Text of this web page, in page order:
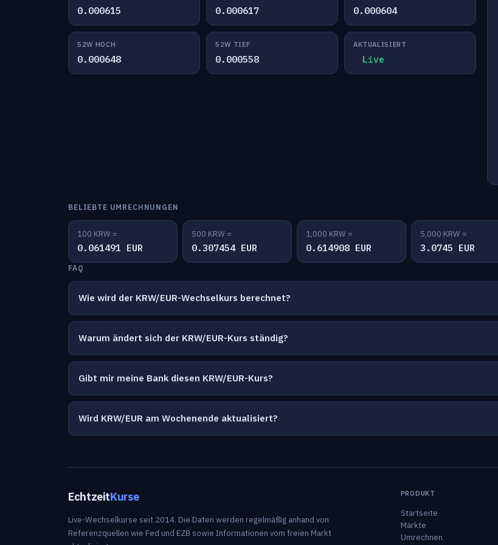
0.000615 0.000617 0.000604
52W HOCH
0.000648
52W TIEF
0.000558
AKTUALISIERT
Live
BELIEBTE UMRECHNUNGEN
100 KRW =
0.061491 EUR
500 KRW =
0.307454 EUR
1,000 KRW =
0.614908 EUR
5,000 KRW =
3.0745 EUR
FAQ
Wie wird der KRW/EUR-Wechselkurs berechnet?
Warum ändert sich der KRW/EUR-Kurs ständig?
Gibt mir meine Bank diesen KRW/EUR-Kurs?
Wird KRW/EUR am Wochenende aktualisiert?
EchtzeitKurse
Live-Wechselkurse seit 2014. Die Daten werden regelmäßig anhand von
Referenzquellen wie Fed und EZB sowie Informationen vom freien Markt
PRODUKT
Startseite
Märkte
Umrechnen